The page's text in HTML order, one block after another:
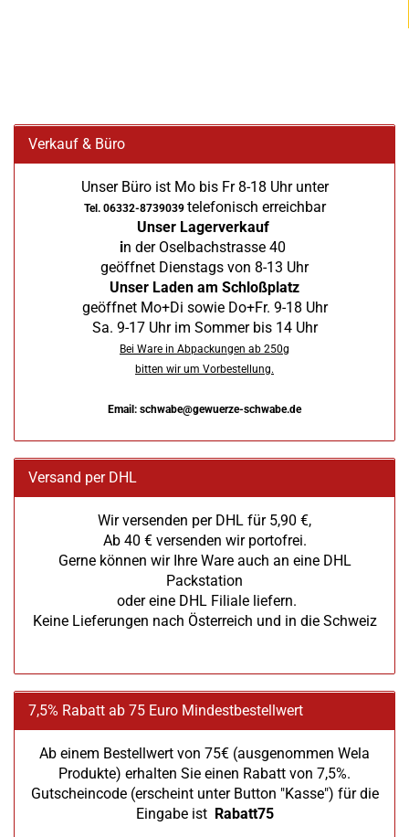
Verkauf & Büro
Unser Büro ist Mo bis Fr 8-18 Uhr unter
Tel. 06332-8739039 telefonisch erreichbar
Unser Lagerverkauf
in der Oselbachstrasse 40
geöffnet Dienstags von 8-13 Uhr
Unser Laden am Schloßplatz
geöffnet Mo+Di sowie Do+Fr. 9-18 Uhr
Sa. 9-17 Uhr im Sommer bis 14 Uhr
Bei Ware in Abpackungen ab 250g
bitten wir um Vorbestellung.
Email: schwabe@gewuerze-schwabe.de
Versand per DHL
Wir versenden per DHL für 5,90 €,
Ab 40 € versenden wir portofrei.
Gerne können wir Ihre Ware auch an eine DHL
Packstation
oder eine DHL Filiale liefern.
Keine Lieferungen nach Österreich und in die Schweiz
7,5% Rabatt ab 75 Euro Mindestbestellwert
Ab einem Bestellwert von 75€ (ausgenommen Wela
Produkte) erhalten Sie einen Rabatt von 7,5%.
Gutscheincode (erscheint unter Button "Kasse") für die
Eingabe ist Rabatt75